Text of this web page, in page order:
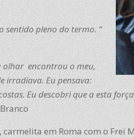
sentido pleno do termo. “
olhar encontrou o meu,
irradiava. Eu pensava:
Eu descobri que a esta
carmelita em Roma com o Frei